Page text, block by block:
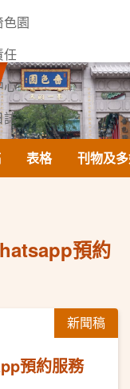
色園
任
心
誌
表格 刊物及
預約
新聞稿
預約服務